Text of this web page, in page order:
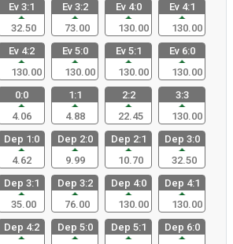
Ev 3:1
32.50
Ev 3:2
73.00
Ev 4:0
130.00
Ev 4:1
130.00
Ev 4:2
130.00
Ev 5:0
130.00
Ev 5:1
130.00
Ev 6:0
130.00
0:0
4.06
1:1
4.88
2:2
22.45
3:3
130.00
Dep 1:0
4.62
Dep 2:0
9.99
Dep 2:1
10.70
Dep 3:0
32.50
Dep 3:1
35.00
Dep 3:2
76.00
Dep 4:0
130.00
Dep 4:1
130.00
Dep 4:2
Dep 5:0
Dep 5:1
Dep 6:0